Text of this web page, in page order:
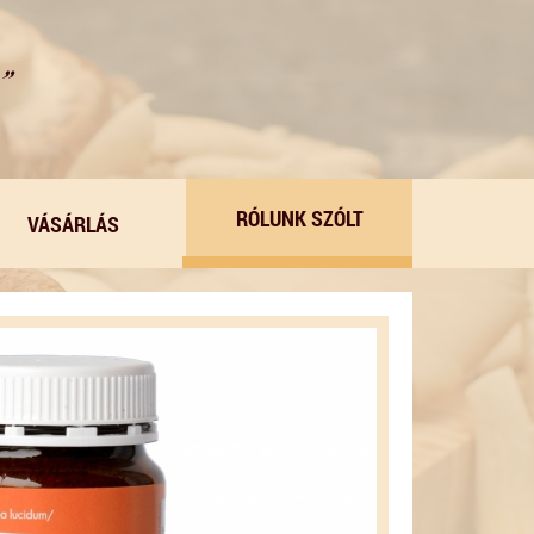
VÁSÁRLÁS RÓLUNK SZÓLT